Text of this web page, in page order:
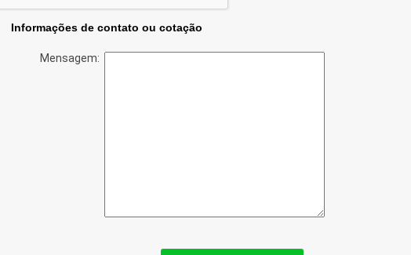
Informações de contato ou cotação
Mensagem: